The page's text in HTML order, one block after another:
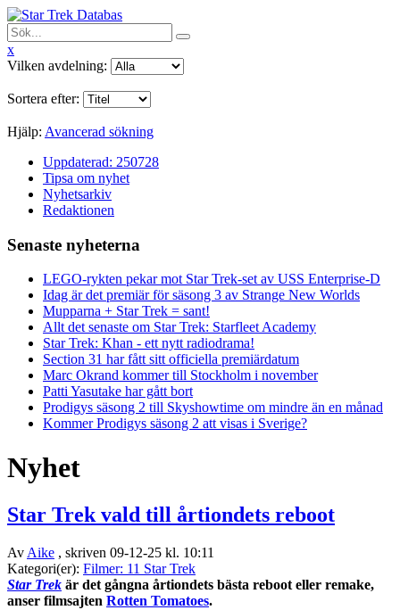
x
Vilken avdelning:
Sortera efter:
Hjälp: Avancerad sökning
Uppdaterad: 250728
Tipsa om nyhet
Nyhetsarkiv
Redaktionen
Senaste nyheterna
LEGO-rykten pekar mot Star Trek-set av USS Enterprise-D
Idag är det premiär för säsong 3 av Strange New Worlds
Mupparna + Star Trek = sant!
Allt det senaste om Star Trek: Starfleet Academy
Star Trek: Khan - ett nytt radiodrama!
Section 31 har fått sitt officiella premiärdatum
Marc Okrand kommer till Stockholm i november
Patti Yasutake har gått bort
Prodigys säsong 2 till Skyshowtime om mindre än en månad
Kommer Prodigys säsong 2 att visas i Sverige?
Nyhet
Star Trek vald till årtiondets reboot
Av Aike , skriven 09-12-25 kl. 10:11
Kategori(er): Filmer: 11 Star Trek
Star Trek är det gångna årtiondets bästa reboot eller remake,
anser filmsajten Rotten Tomatoes.